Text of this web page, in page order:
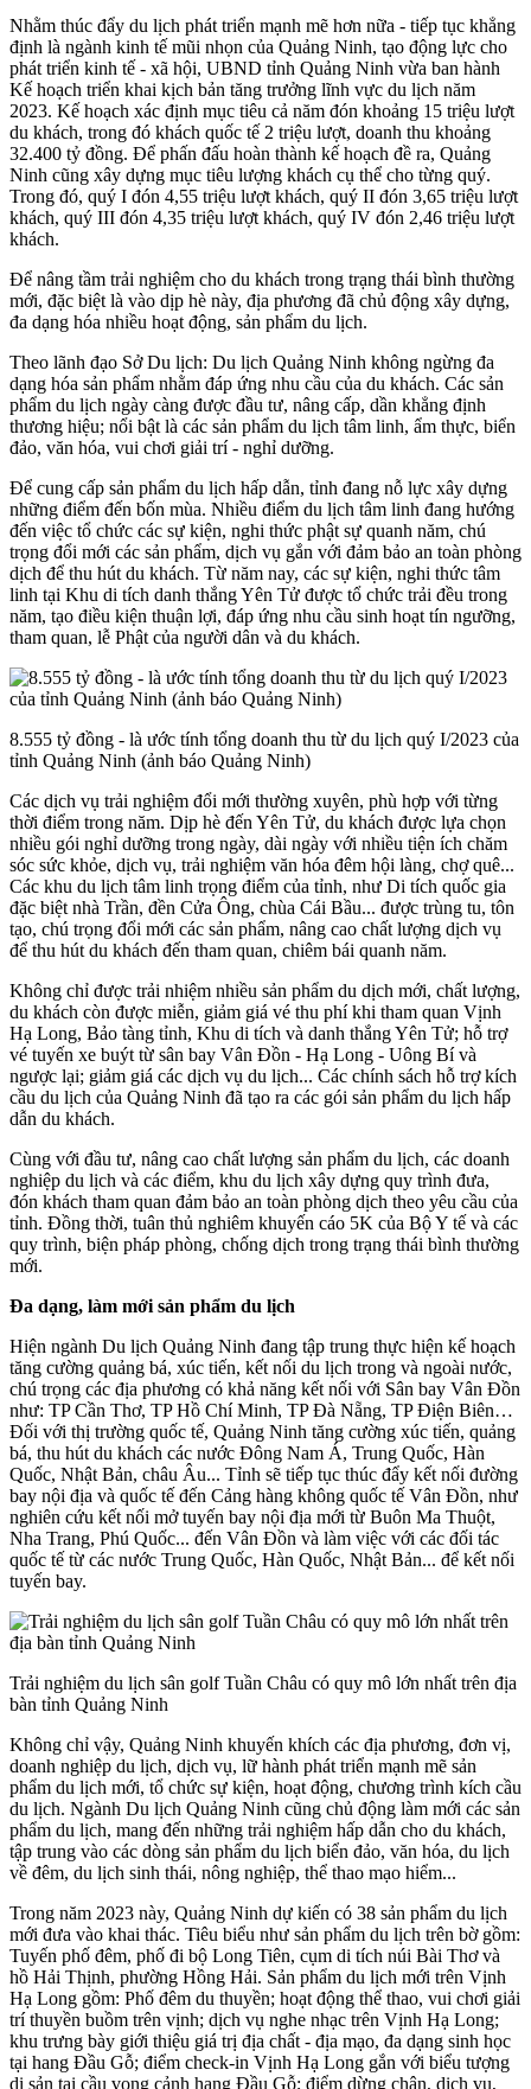
Nhằm thúc đẩy du lịch phát triển mạnh mẽ hơn nữa - tiếp tục khẳng
định là ngành kinh tế mũi nhọn của Quảng Ninh, tạo động lực cho
phát triển kinh tế - xã hội, UBND tỉnh Quảng Ninh vừa ban hành
Kế hoạch triển khai kịch bản tăng trưởng lĩnh vực du lịch năm
2023. Kế hoạch xác định mục tiêu cả năm đón khoảng 15 triệu lượt
du khách, trong đó khách quốc tế 2 triệu lượt, doanh thu khoảng
32.400 tỷ đồng. Để phấn đấu hoàn thành kế hoạch đề ra, Quảng
Ninh cũng xây dựng mục tiêu lượng khách cụ thể cho từng quý.
Trong đó, quý I đón 4,55 triệu lượt khách, quý II đón 3,65 triệu lượt
khách, quý III đón 4,35 triệu lượt khách, quý IV đón 2,46 triệu lượt
khách.
Để nâng tầm trải nghiệm cho du khách trong trạng thái bình thường
mới, đặc biệt là vào dịp hè này, địa phương đã chủ động xây dựng,
đa dạng hóa nhiều hoạt động, sản phẩm du lịch.
Theo lãnh đạo Sở Du lịch: Du lịch Quảng Ninh không ngừng đa
dạng hóa sản phẩm nhằm đáp ứng nhu cầu của du khách. Các sản
phẩm du lịch ngày càng được đầu tư, nâng cấp, dần khẳng định
thương hiệu; nổi bật là các sản phẩm du lịch tâm linh, ẩm thực, biển
đảo, văn hóa, vui chơi giải trí - nghỉ dưỡng.
Để cung cấp sản phẩm du lịch hấp dẫn, tỉnh đang nỗ lực xây dựng
những điểm đến bốn mùa. Nhiều điểm du lịch tâm linh đang hướng
đến việc tổ chức các sự kiện, nghi thức phật sự quanh năm, chú
trọng đổi mới các sản phẩm, dịch vụ gắn với đảm bảo an toàn phòng
dịch để thu hút du khách. Từ năm nay, các sự kiện, nghi thức tâm
linh tại Khu di tích danh thắng Yên Tử được tổ chức trải đều trong
năm, tạo điều kiện thuận lợi, đáp ứng nhu cầu sinh hoạt tín ngưỡng,
tham quan, lễ Phật của người dân và du khách.
8.555 tỷ đồng - là ước tính tổng doanh thu từ du lịch quý I/2023 của
tỉnh Quảng Ninh (ảnh báo Quảng Ninh)
Các dịch vụ trải nghiệm đổi mới thường xuyên, phù hợp với từng
thời điểm trong năm. Dịp hè đến Yên Tử, du khách được lựa chọn
nhiều gói nghỉ dưỡng trong ngày, dài ngày với nhiều tiện ích chăm
sóc sức khỏe, dịch vụ, trải nghiệm văn hóa đêm hội làng, chợ quê...
Các khu du lịch tâm linh trọng điểm của tỉnh, như Di tích quốc gia
đặc biệt nhà Trần, đền Cửa Ông, chùa Cái Bầu... được trùng tu, tôn
tạo, chú trọng đổi mới các sản phẩm, nâng cao chất lượng dịch vụ
để thu hút du khách đến tham quan, chiêm bái quanh năm.
Không chỉ được trải nhiệm nhiều sản phẩm du dịch mới, chất lượng,
du khách còn được miễn, giảm giá vé thu phí khi tham quan Vịnh
Hạ Long, Bảo tàng tỉnh, Khu di tích và danh thắng Yên Tử; hỗ trợ
vé tuyến xe buýt từ sân bay Vân Đồn - Hạ Long - Uông Bí và
ngược lại; giảm giá các dịch vụ du lịch... Các chính sách hỗ trợ kích
cầu du lịch của Quảng Ninh đã tạo ra các gói sản phẩm du lịch hấp
dẫn du khách.
Cùng với đầu tư, nâng cao chất lượng sản phẩm du lịch, các doanh
nghiệp du lịch và các điểm, khu du lịch xây dựng quy trình đưa,
đón khách tham quan đảm bảo an toàn phòng dịch theo yêu cầu của
tỉnh. Đồng thời, tuân thủ nghiêm khuyến cáo 5K của Bộ Y tế và các
quy trình, biện pháp phòng, chống dịch trong trạng thái bình thường
mới.
Đa dạng, làm mới sản phẩm du lịch
Hiện ngành Du lịch Quảng Ninh đang tập trung thực hiện kế hoạch
tăng cường quảng bá, xúc tiến, kết nối du lịch trong và ngoài nước,
chú trọng các địa phương có khả năng kết nối với Sân bay Vân Đồn
như: TP Cần Thơ, TP Hồ Chí Minh, TP Đà Nẵng, TP Điện Biên…
Đối với thị trường quốc tế, Quảng Ninh tăng cường xúc tiến, quảng
bá, thu hút du khách các nước Đông Nam Á, Trung Quốc, Hàn
Quốc, Nhật Bản, châu Âu... Tỉnh sẽ tiếp tục thúc đẩy kết nối đường
bay nội địa và quốc tế đến Cảng hàng không quốc tế Vân Đồn, như
nghiên cứu kết nối mở tuyến bay nội địa mới từ Buôn Ma Thuột,
Nha Trang, Phú Quốc... đến Vân Đồn và làm việc với các đối tác
quốc tế từ các nước Trung Quốc, Hàn Quốc, Nhật Bản... để kết nối
tuyến bay.
Trải nghiệm du lịch sân golf Tuần Châu có quy mô lớn nhất trên địa
bàn tỉnh Quảng Ninh
Không chỉ vậy, Quảng Ninh khuyến khích các địa phương, đơn vị,
doanh nghiệp du lịch, dịch vụ, lữ hành phát triển mạnh mẽ sản
phẩm du lịch mới, tổ chức sự kiện, hoạt động, chương trình kích cầu
du lịch. Ngành Du lịch Quảng Ninh cũng chủ động làm mới các sản
phẩm du lịch, mang đến những trải nghiệm hấp dẫn cho du khách,
tập trung vào các dòng sản phẩm du lịch biển đảo, văn hóa, du lịch
về đêm, du lịch sinh thái, nông nghiệp, thể thao mạo hiểm...
Trong năm 2023 này, Quảng Ninh dự kiến có 38 sản phẩm du lịch
mới đưa vào khai thác. Tiêu biểu như sản phẩm du lịch trên bờ gồm:
Tuyến phố đêm, phố đi bộ Long Tiên, cụm di tích núi Bài Thơ và
hồ Hải Thịnh, phường Hồng Hải. Sản phẩm du lịch mới trên Vịnh
Hạ Long gồm: Phố đêm du thuyền; hoạt động thể thao, vui chơi giải
trí thuyền buồm trên vịnh; dịch vụ nghe nhạc trên Vịnh Hạ Long;
khu trưng bày giới thiệu giá trị địa chất - địa mạo, đa dạng sinh học
tại hang Đầu Gỗ; điểm check-in Vịnh Hạ Long gắn với biểu tượng
di sản tại cầu vọng cảnh hang Đầu Gỗ; điểm dừng chân, dịch vụ,